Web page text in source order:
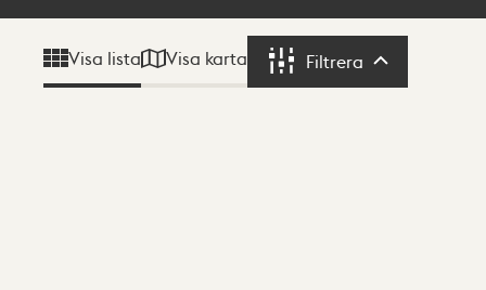
Visa lista Visa karta Filtrera Filtrera